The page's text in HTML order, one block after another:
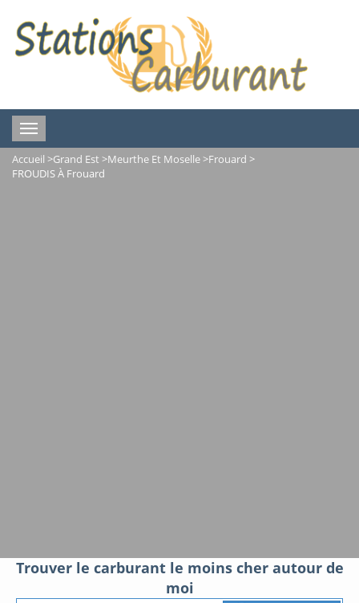
Toggle
navigation
Accueil >Grand Est >Meurthe Et Moselle>Frouard >
FROUDIS À Frouard
Trouver le carburant le moins cher autour de
moi